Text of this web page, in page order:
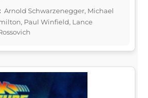
Arnold Schwarzenegger, Michael
Paul Winfield, Lance